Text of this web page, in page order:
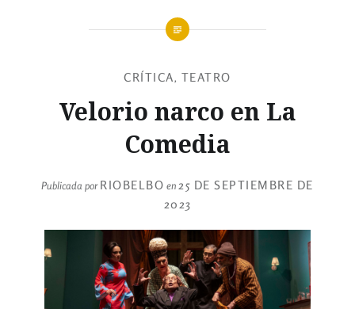
CRÍTICA, TEATRO
Velorio narco en La
Comedia
Publicada porRIOBELBO en 25 DE SEPTIEMBRE DE
2023